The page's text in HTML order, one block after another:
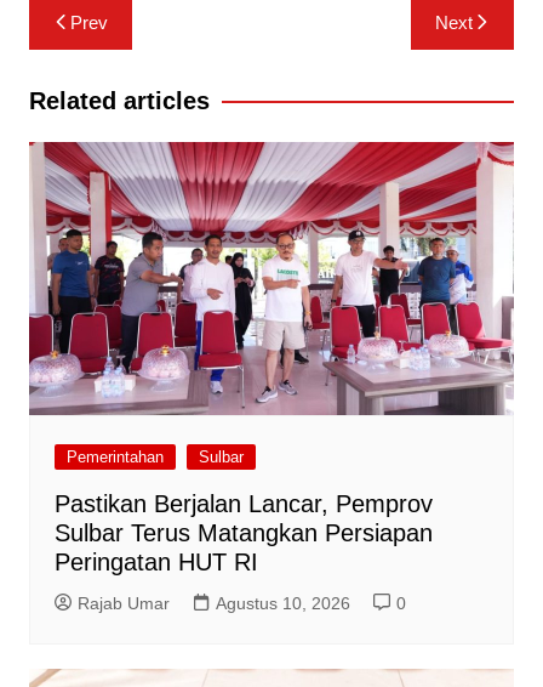
Navigasi
pos
Prev Next
Related articles
Pemerintahan Sulbar
Pastikan Berjalan Lancar, Pemprov
Sulbar Terus Matangkan Persiapan
Peringatan HUT RI
Rajab Umar Agustus 10, 2026 0